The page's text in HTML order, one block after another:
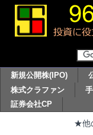
新規公開株(IPO)
株式クラファン
証券会社CP
★他